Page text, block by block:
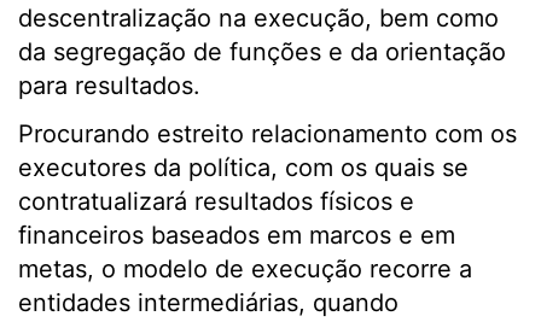
descentralização na execução, bem como
da segregação de funções e da orientação
para resultados.
Procurando estreito relacionamento com os
executores da política, com os quais se
contratualizará resultados físicos e
financeiros baseados em marcos e em
metas, o modelo de execução recorre a
entidades intermediárias, quando